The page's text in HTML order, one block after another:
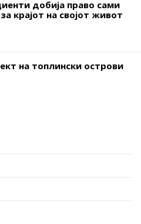
добија право сами
крајот на својот живот
на топлински острови